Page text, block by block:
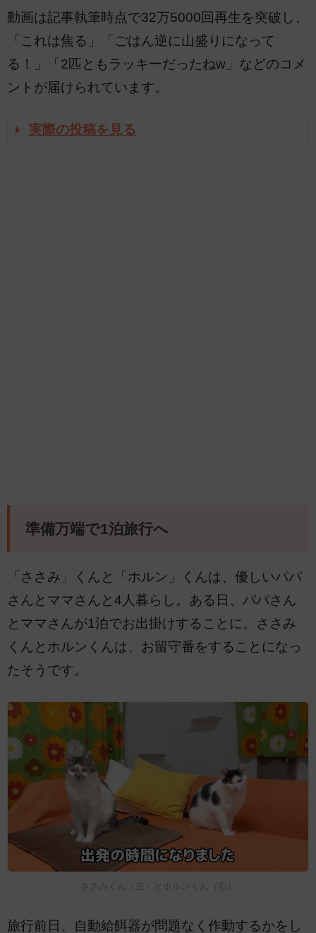
動画は記事執筆時点で32万5000回再生を突破し、
「これは焦る」「ごはん逆に山盛りになって
る！」「2匹ともラッキーだったねw」などのコメ
ントが届けられています。
実際の投稿を見る
準備万端で1泊旅行へ
「ささみ」くんと「ホルン」くんは、優しいパパ
さんとママさんと4人暮らし。ある日、パパさん
とママさんが1泊でお出掛けすることに。ささみ
くんとホルンくんは、お留守番をすることになっ
たそうです。
ささみくん（左）とホルンくん（右）
旅行前日、自動給餌器が問題なく作動するかをし